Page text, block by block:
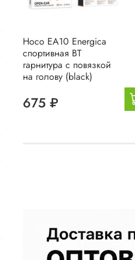
Hoco EA10 Energica
спортивная BT
гарнитура с повязкой
на голову (black)
675 ₽